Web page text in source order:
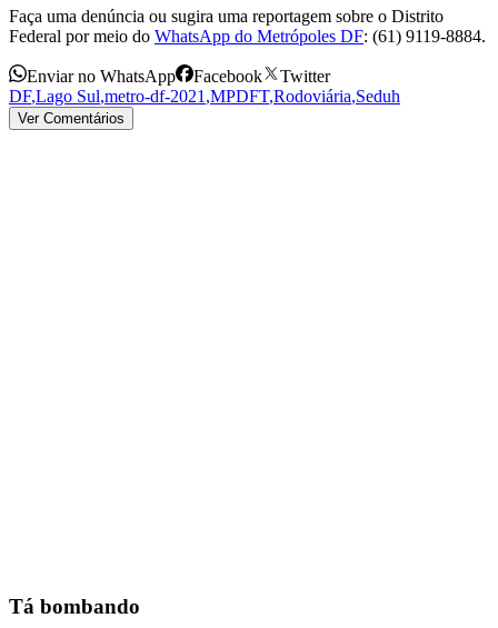
Faça uma denúncia ou sugira uma reportagem sobre o Distrito
Federal por meio do WhatsApp do Metrópoles DF: (61) 9119-8884.
Enviar no WhatsApp Facebook
Twitter
DF,Lago Sul,metro-df-2021 ,MPDFT,Rodoviária,Seduh
Ver Comentários
Tá bombando